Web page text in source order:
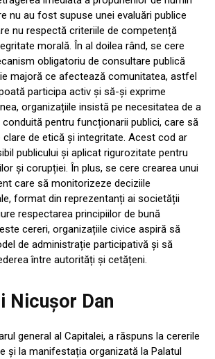
nu au fost supuse unei evaluări publice
nu respectă criteriile de competență
morală. În al doilea rând, se cere
obligatoriu de consultare publică
majoră ce afectează comunitatea, astfel
participa activ și să-și exprime
organizațiile insistă pe necesitatea de a
pentru funcționarii publici, care să
de etică și integritate. Acest cod ar
publicului și aplicat rigurozitate pentru
și corupției. În plus, se cere crearea unui
care să monitorizeze deciziile
format din reprezentanți ai societății
respectarea principiilor de bună
cereri, organizațiile civice aspiră să
de administrație participativă și să
între autorități și cetățeni.
Nicușor Dan
general al Capitalei, a răspuns la cererile
și la manifestația organizată la Palatul